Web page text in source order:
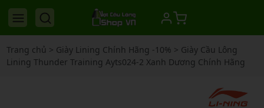
Trang chủ > Giày Lining Chính Hãng -10% > Giày Cầu Lông
Lining Thunder Training Ayts024-2 Xanh Dương Chính Hãng